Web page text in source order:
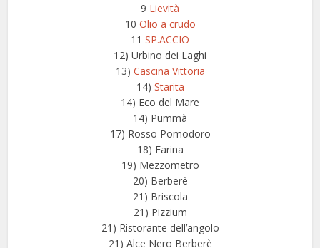
9 Lievità
10 Olio a crudo
11 SP.ACCIO
12) Urbino dei Laghi
13) Cascina Vittoria
14) Starita
14) Eco del Mare
14) Pummà
17) Rosso Pomodoro
18) Farina
19) Mezzometro
20) Berberè
21) Briscola
21) Pizzium
21) Ristorante dell’angolo
21) Alce Nero Berberè